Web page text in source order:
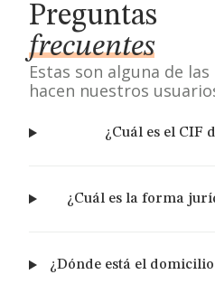
Preguntas
frecuentes
Estas son alguna de
hacen nuestros
¿Cuál es el CIF
¿Cuál es la forma
¿Dónde está el